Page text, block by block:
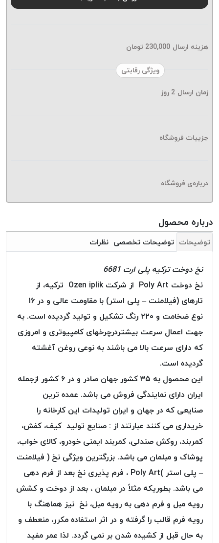
نخ
بدون
زتا
نخ
امگا
بافت
بدون
موم
KORD
نخ
توری
نخ
توری
پلیسه
کرد
OMEGA
نخ
توری
پلیسه
پلاس
PPLUS
نخ
توری
پلیسه
بتا
KORD
BETA
ویژگی رقابتی
هزینه ارسال 230,000 تومان
زمان ارسال 2 روز
جزییات فروشگاه
درباره‌ی فروشگاه
درباره محصول
توضیحات توضیحات تخصصی نظرات
نخ دوخت ترکیه پلی ارت 6681
نخ دوخت Poly Art از شرکت Ozen iplik ترکیه، از
تارهای (فیلامنت – پلی استر) با مقاومت عالی و در ۱۶
نوع ضخامت و ۲۲۰ رنگ تشکیل و تولید گردیده است. به
جهت اعمال سرعت بیشتردرچرخهای کامپیوتری و امروزی
که دارای سرعت بالا می باشند به نوعی روغن آغشته
گردیده است.
این محصول به ۳۵ کشور جهان صادر و در ۶ کشور ازجمله
ایران دارای نمایندگی فروش می باشد. عمده ترین
صنایعی که در جهان و ایران تولیدات این کارخانه را
خریداری می کنند عبارتند از : صنایع تولید کیف، کفش،
کمربند، روکش صندلی، کمربند ایمنی خودرو، کالای خواب،
پوشاک و مبلمان می باشد. بزرگترین ویژگی نخ ( فیلامنت
– پلی استر )Poly Art ، فرم پذیری نخ بعد از فرم دهی
می باشد. بطوریکه مثلاً در مبلمان ، بعد از دوخت و کشش
رویه مبل و فرم دهی به رویه مبل، نخ نیز هماهنگ با
رویه فرم قالب را گرفته و در اثر استفاده مکرر، منعطف و
به حال قبل از کشیده شدن بر نمی گردد. لذا عمر مفید